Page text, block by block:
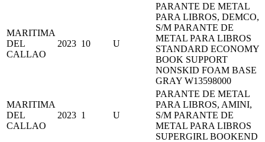
MARITIMA
DEL
CALLAO
2023 10 U
PARANTE DE METAL
PARA LIBROS, DEMCO,
S/M PARANTE DE
METAL PARA LIBROS
STANDARD ECONOMY
BOOK SUPPORT
NONSKID FOAM BASE
GRAY W13598000
MARITIMA
DEL
CALLAO
2023 1 U
PARANTE DE METAL
PARA LIBROS, AMINI,
S/M PARANTE DE
METAL PARA LIBROS
SUPERGIRL BOOKEND